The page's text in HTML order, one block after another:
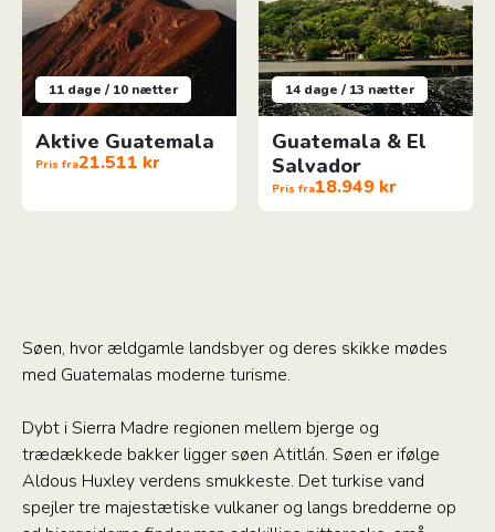
11 dage / 10 nætter
Aktive Guatemala
Pris fra21.511 kr
14 dage / 13 nætter
Guatemala & El
Salvador
Pris fra18.949 kr
Søen, hvor ældgamle landsbyer og deres skikke mødes
med Guatemalas moderne turisme.
Dybt i Sierra Madre regionen mellem bjerge og
trædækkede bakker ligger søen Atitlán. Søen er ifølge
Aldous Huxley verdens smukkeste. Det turkise vand
spejler tre majestætiske vulkaner og langs bredderne op